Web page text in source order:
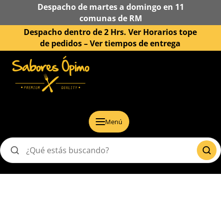
Despacho de martes a domingo en 11
comunas de RM
Despacho dentro de 2 Hrs. Ver Horarios tope
de pedidos –Ver tiempos de entrega
Menú
Buscar